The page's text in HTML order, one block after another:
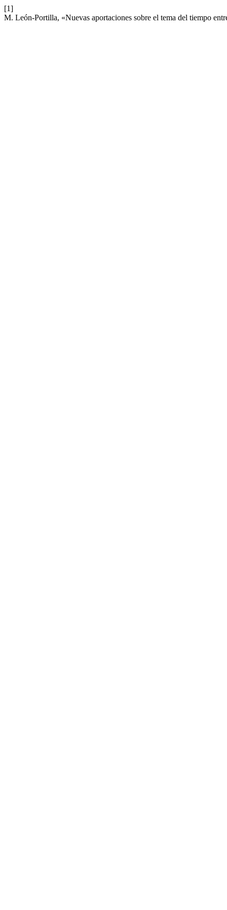
[1]
M. León-Portilla, «Nuevas aportaciones sobre el tema del tiempo